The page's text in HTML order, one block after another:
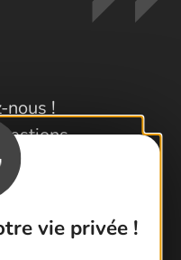
vie privée !
nous !